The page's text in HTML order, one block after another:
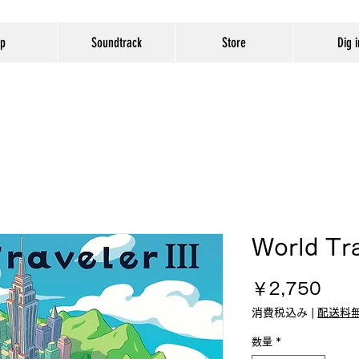
Soundtrack Store Dig
World
￥2,750
格
消費税込み 配送料
数量 *